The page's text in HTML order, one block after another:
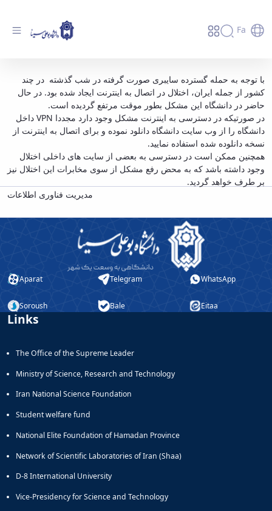
Fa
رفع اختلال در دسترسی به اینترنت در دانشگاه -
دانشگاه بوعلی سینا همدان
با توجه به حمله گسترده سایبری صورت گرفته در شب گذشته در چند
کشور از جمله ایران، اختلال در اتصال به اینترنت ایجاد شده بود. در حال
حاضر در دانشگاه این مشکل بطور موقت مرتفع گردیده است.
در صورتیکه در دسترسی به اینترنت مشکل وجود دارد مجددا VPN داخل
دانشگاه را از وب سایت دانشگاه دانلود نموده و برای اتصال به اینترنت از
نسخه دانلوده شده استفاده نمایید.
همچنین ممکن است در دسترسی به بعضی از سایت های داخلی اختلال
وجود داشته باشد که به محض رفع مشکل از سوی مخابرات این اختلال نیز
بر طرف خواهد گردید.
مدیریت فناوری اطلاعات
Aparat Telegram WhatsApp
Soroush Bale Eitaa
Links
The Office of the Supreme Leader
Ministry of Science, Research and Technology
Iran National Science Foundation
Student welfare fund
National Elite Foundation of Hamadan Province
Network of Scientific Laboratories of Iran (Shaa)
D-8 International University
Vice-Presidency for Science and Technology